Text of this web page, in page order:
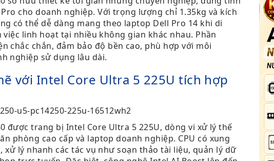
cho doanh nghiệp. Với trọng lượng chỉ 1.35kg và kích
có thể dễ dàng mang theo laptop Dell Pro 14 khi di
việc linh hoạt tại nhiều không gian khác nhau. Phần
chắc chắn, đảm bảo độ bền cao, phù hợp với môi
nghiệp sử dụng lâu dài.
với Intel Core Ultra 5 225U tích hợp
được trang bị Intel Core Ultra 5 225U, dòng vi xử lý thế
phòng cao cấp và laptop doanh nghiệp. CPU có xung
xử lý nhanh các tác vụ như soạn thảo tài liệu, quản lý dữ